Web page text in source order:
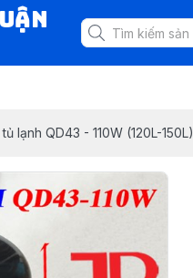
lạnh QD43 - 110W (120L-150L)